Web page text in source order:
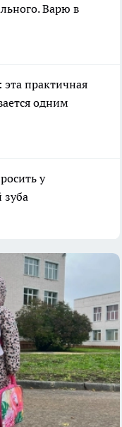
Варю в
практичная
одним
у